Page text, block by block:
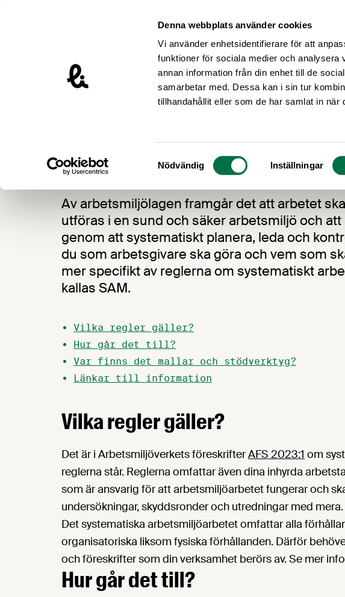
Denna webbplats använder cookies
Vi använder enhetsidentifierare för att
funktioner för sociala medier och
annan information från din enhet till de
samarbetar med. Dessa kan i sin tur
tillhandahållit eller som de har samlat in när
Samtyckesval
Nödvändig Inställningar
Livsmedelsföretagen – till startsidan
Arbetsmiljöguiden / Systematiskt
Systematiskt
Av arbetsmiljölagen framgår det att arbetet
utföras i en sund och säker arbetsmiljö och
genom att systematiskt planera, leda och
du som arbetsgivare ska göra och vem som
mer specifikt av reglerna om systematiskt
kallas SAM.
Vilka regler gäller?
Hur går det till?
Var finns det mallar och stödverktyg?
Länkar till information
Vilka regler gäller?
Det är i Arbetsmiljöverkets föreskrifterAFS 2023:1 om
reglerna står. Reglerna omfattar även dina inhyrda
som är ansvarig för att arbetsmiljöarbetet fungerar och
undersökningar, skyddsronder och utredningar med mera.
Det systematiska arbetsmiljöarbetet omfattar alla
organisatoriska liksom fysiska förhållanden. Därför
och föreskrifter som din verksamhet berörs av. Se mer
Hur går det till?